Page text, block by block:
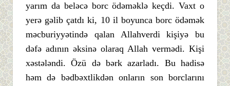
yarım da beləcə borc ödəməklə keçdi. Vaxt o
yerə gəlib çatdı ki, 10 il boyunca borc ödəmək
məcburiyyətində qalan Allahverdi kişiyə bu
dəfə adının əksinə olaraq Allah vermədi. Kişi
xəstələndi. Özü də bərk azarladı. Bu hadisə
həm də bədbəxtlikdən onların son borclarını